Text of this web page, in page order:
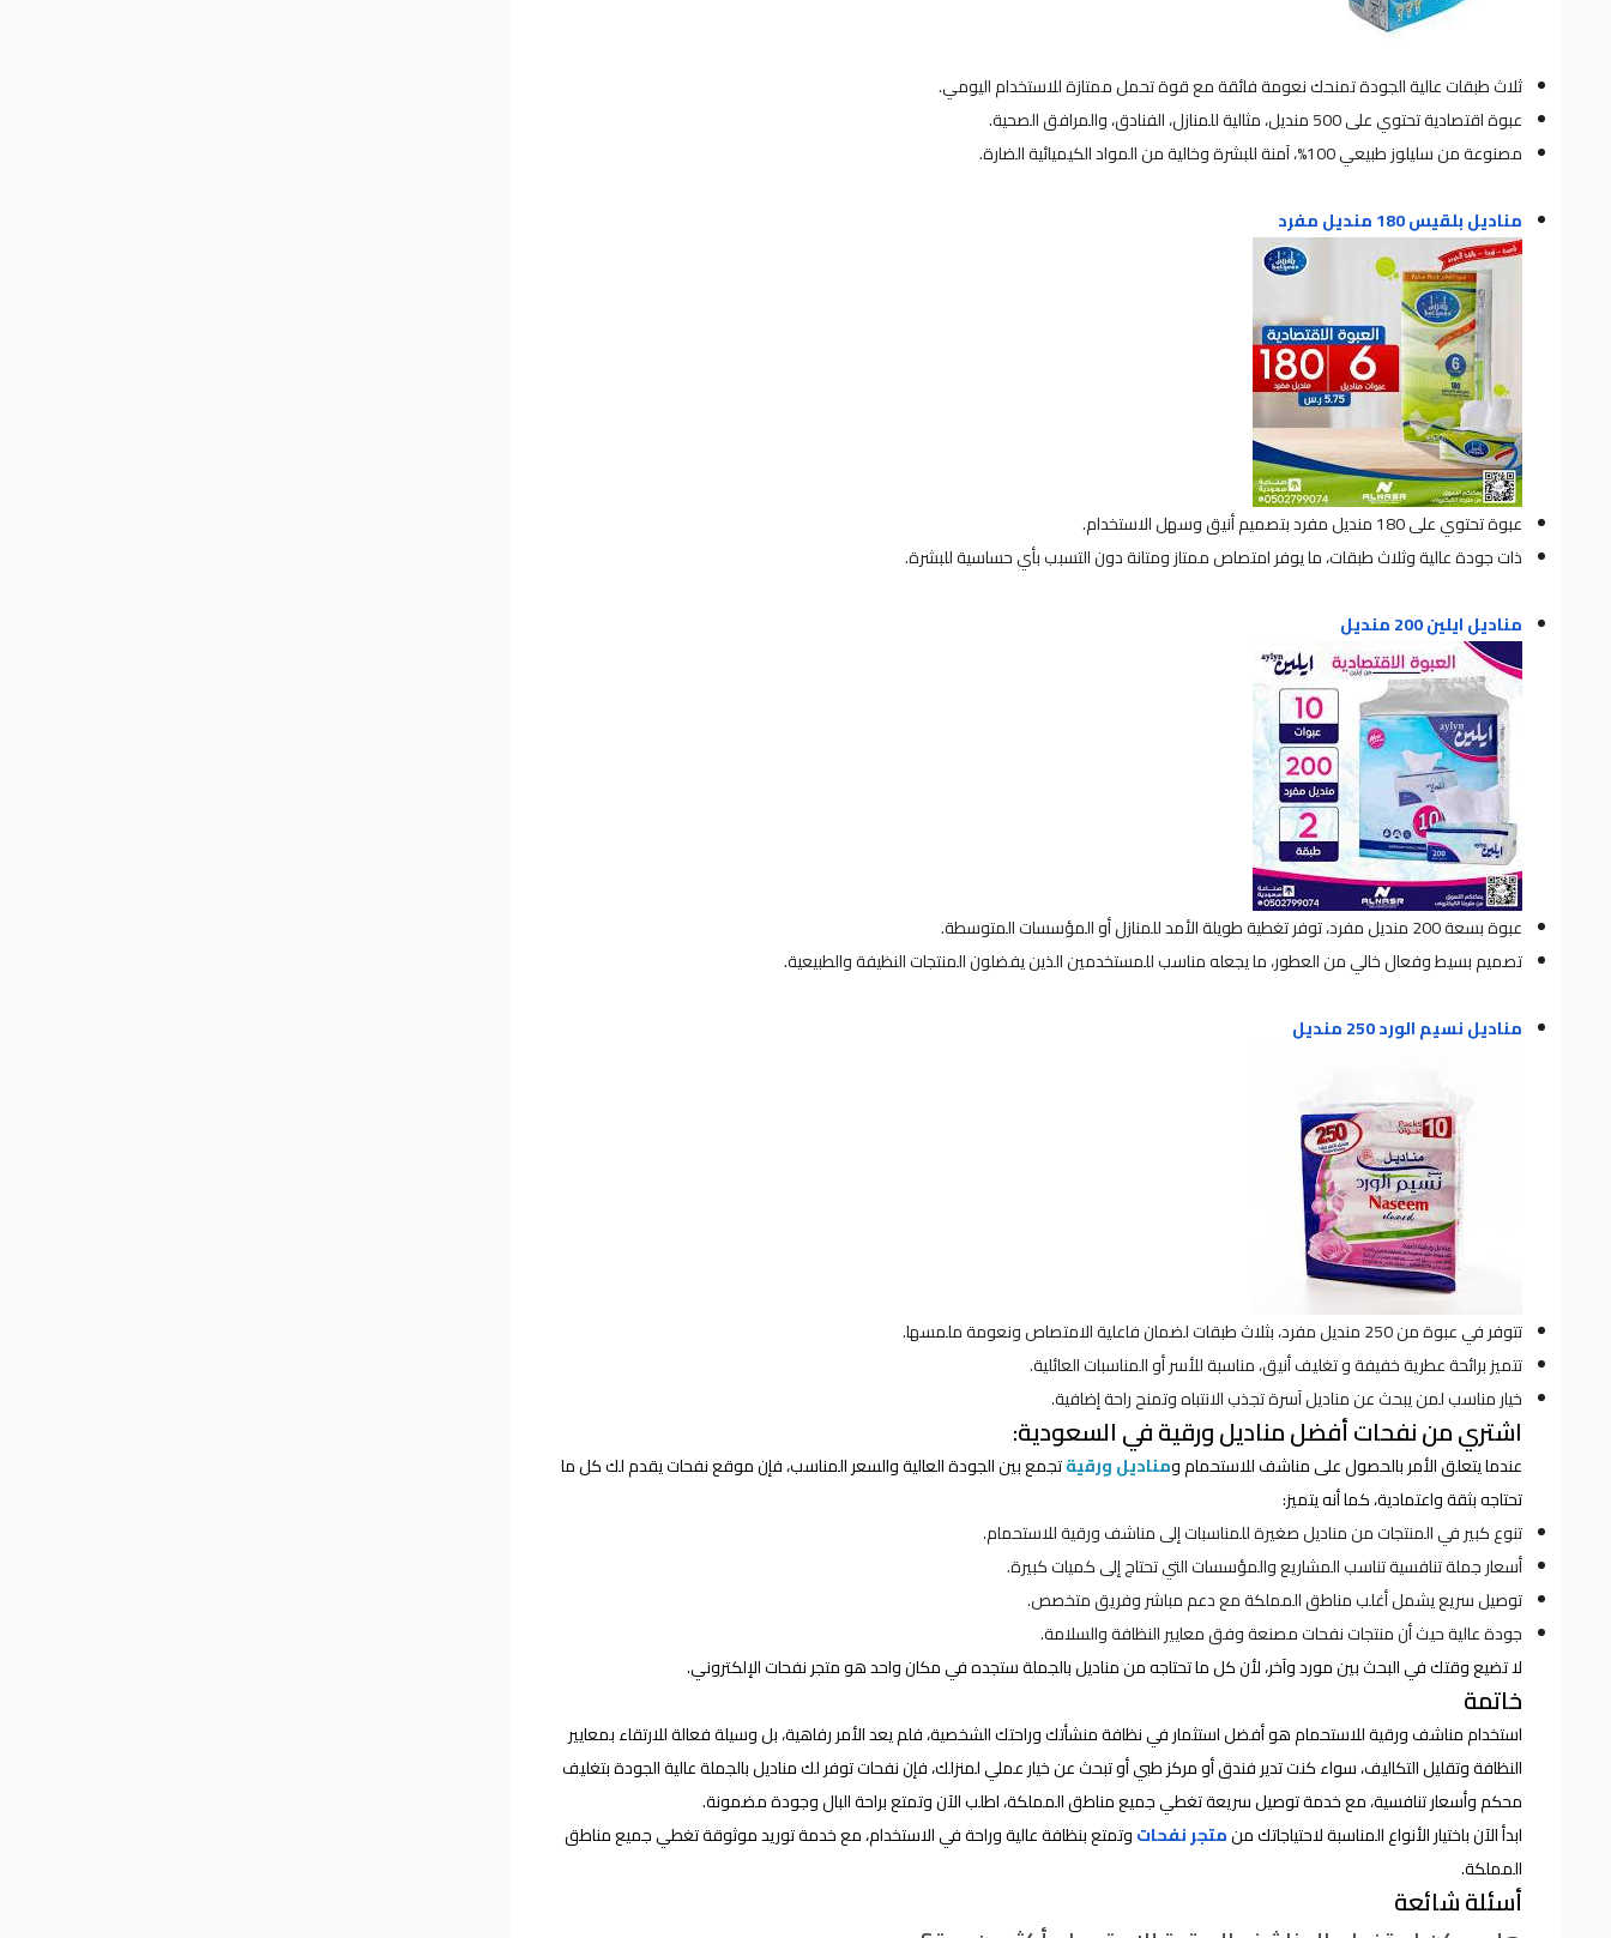
ثلاث طبقات عالية الجودة تمنحك نعومة فائقة مع قوة تحمل ممتازة للاستخدام اليومي.
عبوة اقتصادية تحتوي على 500 منديل، مثالية للمنازل، الفنادق، والمرافق الصحية.
مصنوعة من سليلوز طبيعي 100%، آمنة للبشرة وخالية من المواد الكيميائية الضارة.
مناديل بلقيس 180 منديل مفرد
عبوة تحتوي على 180 منديل مفرد بتصميم أنيق وسهل الاستخدام.
ذات جودة عالية وثلاث طبقات، ما يوفر امتصاص ممتاز ومتانة دون التسبب بأي حساسية للبشرة.
مناديل ايلين 200 منديل
عبوة بسعة 200 منديل مفرد، توفر تغطية طويلة الأمد للمنازل أو المؤسسات المتوسطة.
تصميم بسيط وفعال خالي من العطور، ما يجعله مناسب للمستخدمين الذين يفضلون المنتجات النظيفة والطبيعية.
مناديل نسيم الورد 250 منديل
تتوفر في عبوة من 250 منديل مفرد، بثلاث طبقات لضمان فاعلية الامتصاص ونعومة ملمسها.
تتميز برائحة عطرية خفيفة و تغليف أنيق، مناسبة للأسر أو المناسبات العائلية.
خيار مناسب لمن يبحث عن مناديل آسرة تجذب الانتباه وتمنح راحة إضافية.
اشتري من نفحات أفضل مناديل ورقية في السعودية:
عندما يتعلق الأمر بالحصول على مناشف للاستحمام ومناديل ورقيةتجمع بين الجودة العالية والسعر المناسب، فإن موقع نفحات يقدم لك كل ما
تحتاجه بثقة واعتمادية، كما أنه يتميز:
تنوع كبير في المنتجات من مناديل صغيرة للمناسبات إلى مناشف ورقية للاستحمام.
أسعار جملة تنافسية تناسب المشاريع والمؤسسات التي تحتاج إلى كميات كبيرة.
توصيل سريع يشمل أغلب مناطق المملكة مع دعم مباشر وفريق متخصص.
جودة عالية حيث أن منتجات نفحات مصنعة وفق معايير النظافة والسلامة.
لا تضيع وقتك في البحث بين مورد وآخر، لأن كل ما تحتاجه من مناديل بالجملة ستجده في مكان واحد هو متجر نفحات الإلكتروني.
خاتمة
استخدام مناشف ورقية للاستحمام هو أفضل استثمار في نظافة منشأتك وراحتك الشخصية، فلم يعد الأمر رفاهية، بل وسيلة فعالة للارتقاء بمعايير
النظافة وتقليل التكاليف، سواء كنت تدير فندق أو مركز طبي أو تبحث عن خيار عملي لمنزلك، فإن نفحات توفر لك مناديل بالجملة عالية الجودة بتغليف
محكم وأسعار تنافسية، مع خدمة توصيل سريعة تغطي جميع مناطق المملكة، اطلب الآن وتمتع براحة البال وجودة مضمونة.
ابدأ الآن باختيار الأنواع المناسبة لاحتياجاتك منمتجر نفحاتوتمتع بنظافة عالية وراحة في الاستخدام، مع خدمة توريد موثوقة تغطي جميع مناطق
المملكة.
أسئلة شائعة